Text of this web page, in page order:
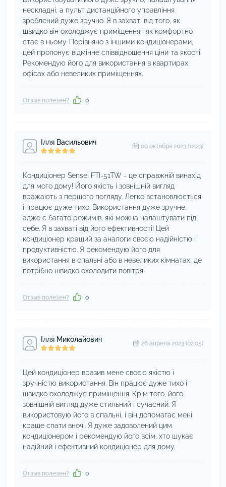
нескладні, а пульт дистанційного управління
зроблений дуже зручно. Я в захваті від того, як
швидко він охолоджує приміщення і як комфортно
стає в ньому. Порівняно з іншими кондиціонерами,
цей пропонує відмінне співвідношення ціни та якості.
Рекомендую його для використання в квартирах,
офісах або невеликих приміщеннях.
Отзыв полезен? 0
Ілля Васильович 09 октября 2023 (12:23)
Кондиціонер Sensei FTI-51TW - це справжній винахід
для мого дому! Його якість і зовнішній вигляд
вражають з першого погляду. Легко встановлюється
і працює дуже тихо. Використання дуже зручне,
адже є багато режимів, які можна налаштувати під
себе. Я в захваті від його ефективності! Цей
кондиціонер кращий за аналоги своєю надійністю і
продуктивністю. Я рекомендую його для
використання в спальні або в невеликих кімнатах, де
потрібно швидко охолодити повітря.
Отзыв полезен? 0
Ілля Миколайович 26 апреля 2023 (02:05)
Цей кондиціонер вразив мене своєю якістю і
зручністю використання. Він працює дуже тихо і
швидко охолоджує приміщення. Крім того, його
зовнішній вигляд дуже стильний і сучасний. Я
використовую його в спальні, і він допомагає мені
краще спати вночі. Я дуже задоволений цим
кондиціонером і рекомендую його всім, хто шукає
надійний і ефективний кондиціонер для дому.
Отзыв полезен? 0